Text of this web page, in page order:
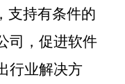
，支持有条件的
司，促进软件
行业解决方